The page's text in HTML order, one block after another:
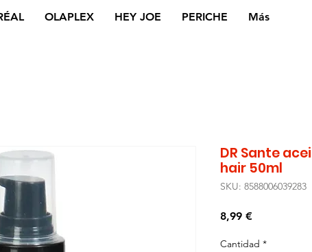
OLAPLEX HEY JOE PERICHE Más
DR Sante
hair 50ml
SKU: 8588006039283
8,99 €Precio
Cantidad *